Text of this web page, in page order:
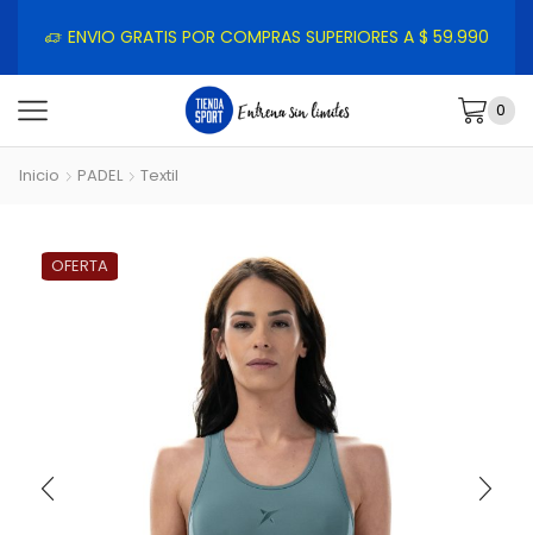
ENVIO GRATIS POR COMPRAS SUPERIORES A $ 59.990
0
Inicio PADEL Textil
OFERTA